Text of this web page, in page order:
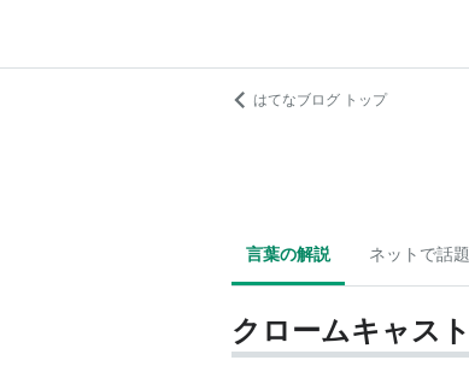
はてなブログ トップ
言葉の解説 ネットで話題
クロームキャスト